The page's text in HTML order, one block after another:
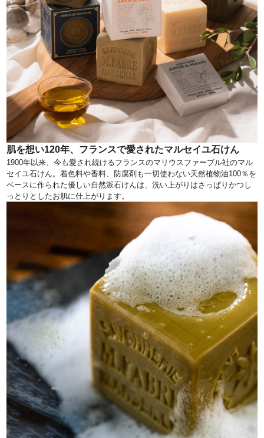
肌を想い120年、フランスで愛されたマルセイユ石けん
1900年以来、今も愛され続けるフランスのマリウスファーブル社のマル
セイユ石けん。着色料や香料、防腐剤も一切使わない天然植物油100％を
ベースに作られた優しい自然派石けんは、洗い上がりはさっぱりかつし
っとりとしたお肌に仕上がります。